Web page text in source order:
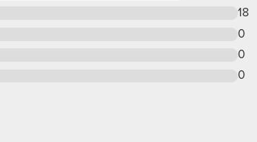
18
0
0
0